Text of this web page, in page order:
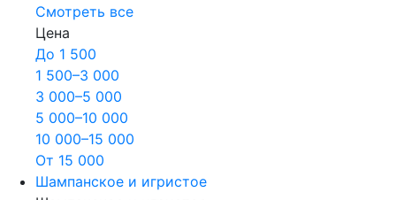
Смотреть все
Цена
До 1 500
1 500–3 000
3 000–5 000
5 000–10 000
10 000–15 000
От 15 000
Шампанское и игристое